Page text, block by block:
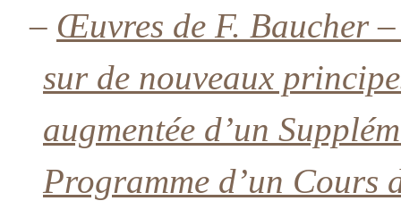
– Œuvres de F. Baucher
sur de nouveaux
augmentée d’un
Programme d’un